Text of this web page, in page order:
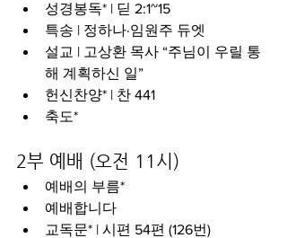
성경봉독* | 딛 2:1~15
특송 | 정하나·임원주 듀엣
설교 | 고상환 목사 “주님이 우릴 통
해 계획하신 일”
헌신찬양* | 찬 441
축도*
2부 예배 (오전 11시)
예배의 부름*
예배합니다
교독문* | 시편 54편 (126번)